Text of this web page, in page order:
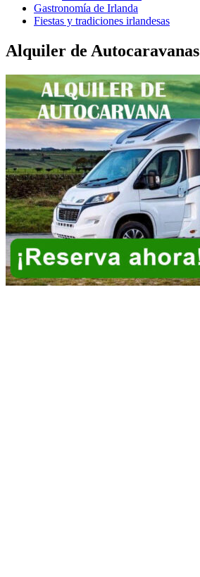
Gastronomía de Irlanda
Fiestas y tradiciones irlandesas
Alquiler de Autocaravanas